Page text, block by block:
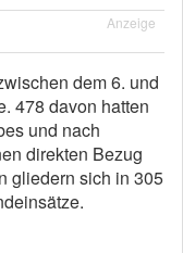
Anzeige
dem 6. und
478 davon hatten
und nach
direkten Bezug
gliedern sich in 305